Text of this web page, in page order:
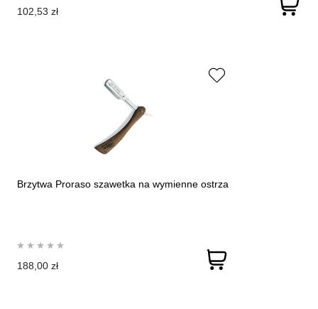
102,53 zł
Brzytwa Proraso szawetka na wymienne ostrza
188,00 zł